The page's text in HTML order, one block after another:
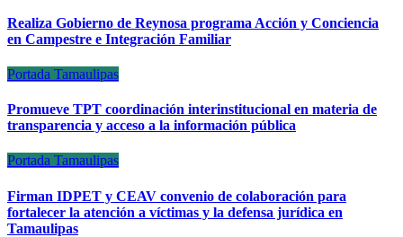
Realiza Gobierno de Reynosa programa Acción y Conciencia
en Campestre e Integración Familiar
Portada Tamaulipas
Promueve TPT coordinación interinstitucional en materia de
transparencia y acceso a la información pública
Portada Tamaulipas
Firman IDPET y CEAV convenio de colaboración para
fortalecer la atención a víctimas y la defensa jurídica en
Tamaulipas